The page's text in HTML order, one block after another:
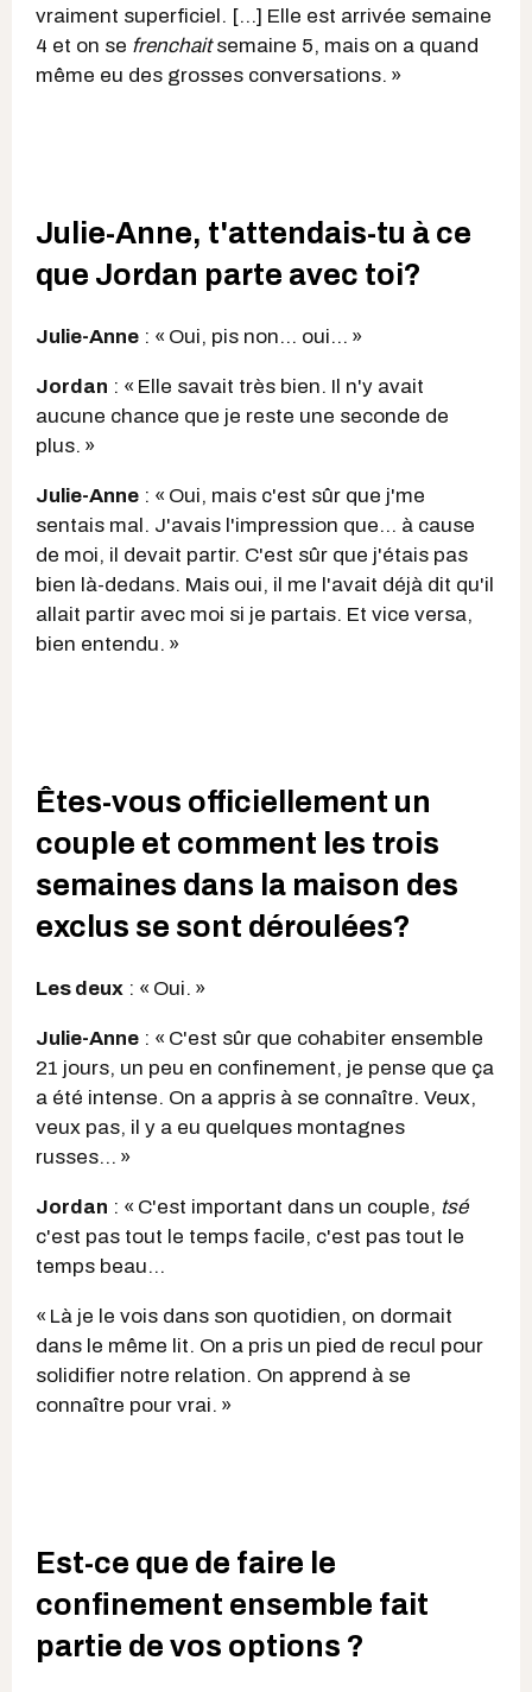
vraiment superficiel. […] Elle est arrivée semaine
4 et on se frenchaitsemaine 5, mais on a quand
même eu des grosses conversations. »
Julie-Anne, t'attendais-tu à ce
que Jordan parte avec toi?
Julie-Anne : « Oui, pis non… oui… »
Jordan : « Elle savait très bien. Il n'y avait
aucune chance que je reste une seconde de
plus. »
Julie-Anne : « Oui, mais c'est sûr que j'me
sentais mal. J'avais l'impression que… à cause
de moi, il devait partir. C'est sûr que j'étais pas
bien là-dedans. Mais oui, il me l'avait déjà dit qu'il
allait partir avec moi si je partais. Et vice versa,
bien entendu. »
Êtes-vous officiellement un
couple et comment les trois
semaines dans la maison des
exclus se sont déroulées?
Les deux : « Oui. »
Julie-Anne : « C'est sûr que cohabiter ensemble
21 jours, un peu en confinement, je pense que ça
a été intense. On a appris à se connaître. Veux,
veux pas, il y a eu quelques montagnes
russes… »
Jordan : « C'est important dans un couple, tsé
c'est pas tout le temps facile, c'est pas tout le
temps beau…
« Là je le vois dans son quotidien, on dormait
dans le même lit. On a pris un pied de recul pour
solidifier notre relation. On apprend à se
connaître pour vrai. »
Est-ce que de faire le
confinement ensemble fait
partie de vos options ?